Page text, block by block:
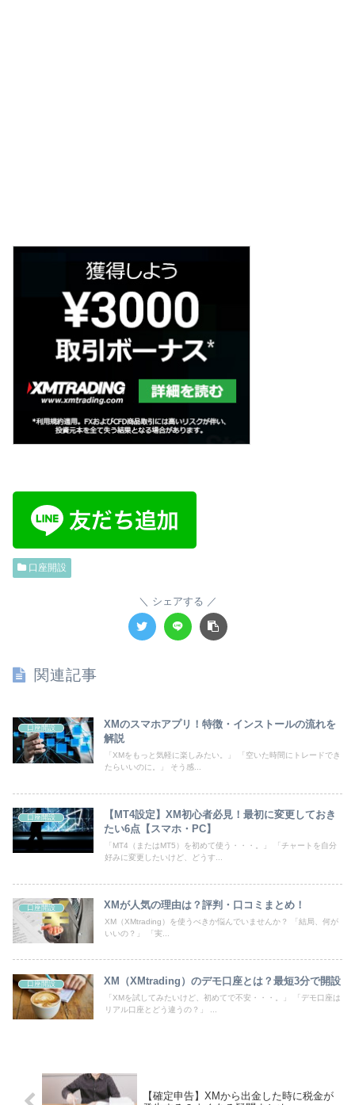
口座開設
シェアする
関連記事
口座開設
XMのスマホアプリ！特徴・インストールの流れを
解説
「XMをもっと気軽に楽しみたい。」 「空いた時間にトレードでき
たらいいのに。」 そう感...
口座開設
【MT4設定】XM初心者必見！最初に変更しておき
たい6点【スマホ・PC】
「MT4（またはMT5）を初めて使う・・・。」 「チャートを自分
好みに変更したいけど、どうす...
口座開設 XMが人気の理由は？評判・口コミまとめ！
XM（XMtrading）を使うべきか悩んでいませんか？ 「結局、何が
いいの？」 「実...
口座開設 XM（XMtrading）のデモ口座とは？最短3分で開設
「XMを試してみたいけど、初めてで不安・・・。」 「デモ口座は
リアル口座とどう違うの？」 ...
【確定申告】XMから出金した時に税金が